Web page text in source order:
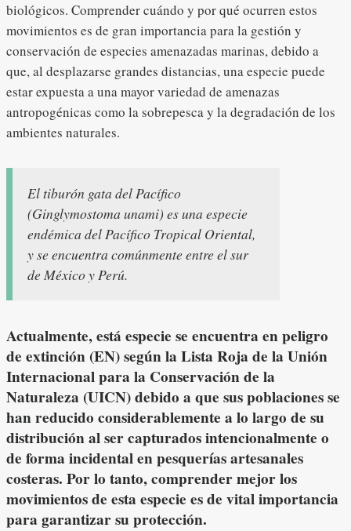
biológicos. Comprender cuándo y por qué ocurren estos
movimientos es de gran importancia para la gestión y
conservación de especies amenazadas marinas, debido a
que, al desplazarse grandes distancias, una especie puede
estar expuesta a una mayor variedad de amenazas
antropogénicas como la sobrepesca y la degradación de los
ambientes naturales.
El tiburón gata del Pacífico
(Ginglymostoma unami) es una especie
endémica del Pacífico Tropical Oriental,
y se encuentra comúnmente entre el sur
de México y Perú.
Actualmente, está especie se encuentra en peligro
de extinción (EN) según la Lista Roja de la Unión
Internacional para la Conservación de la
Naturaleza (UICN) debido a que sus poblaciones se
han reducido considerablemente a lo largo de su
distribución al ser capturados intencionalmente o
de forma incidental en pesquerías artesanales
costeras. Por lo tanto, comprender mejor los
movimientos de esta especie es de vital importancia
para garantizar su protección.